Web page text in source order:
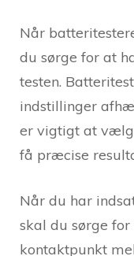
Når
du sørge for at
testen.
indstillinger
er vigtigt at
få præcise
Når du har
skal du sørge
kontaktpunkt